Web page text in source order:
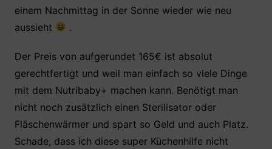
einem Nachmittag in der Sonne wieder wie neu
aussieht
.
Der Preis von aufgerundet 165€ ist absolut
gerechtfertigt und weil man einfach so viele Dinge
mit dem Nutribaby+ machen kann. Benötigt man
nicht noch zusätzlich einen Sterilisator oder
Fläschenwärmer und spart so Geld und auch Platz.
Schade, dass ich diese super Küchenhilfe nicht